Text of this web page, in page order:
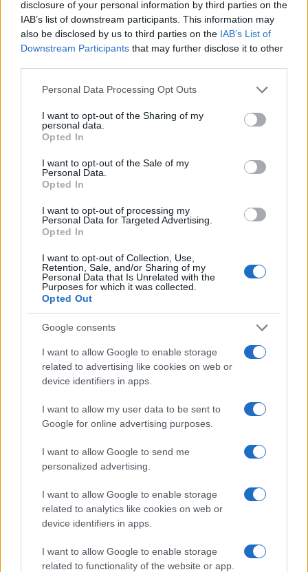
disclosure of your personal information by third parties on the
IAB’s list of downstream participants. This information may
also be disclosed by us to third parties on the IAB’s List of
Downstream Participants that may further disclose it to other
Please note that this website/app uses one or more Google
not limited to your visit or usage behaviour. You may click to
grant or deny consent to Google and its third-party tags to
use your data for below specified purposes in below Google
consent section.
Personal Data Processing Opt Outs
I want to opt-out of the Sharing of my
personal data.
Opted In
I want to opt-out of the Sale of my
Personal Data.
Opted In
I want to opt-out of processing my
Personal Data for Targeted Advertising.
Opted In
I want to opt-out of Collection, Use,
Retention, Sale, and/or Sharing of my
Personal Data that Is Unrelated with the
Purposes for which it was collected.
Opted Out
Google consents
I want to allow Google to enable storage
related to advertising like cookies on web or
device identifiers in apps.
I want to allow my user data to be sent to
Google for online advertising purposes.
I want to allow Google to send me
personalized advertising.
I want to allow Google to enable storage
related to analytics like cookies on web or
device identifiers in apps.
I want to allow Google to enable storage
related to functionality of the website or app.
Condividi l'articolo
F
a
ce
b
o
o
k
T
w
it
r
Pi
n
te
st
W
h
at
A
p
S
h
a
NOTIZIE RECENTI
Gallura
Michelle Hunziker in Gallura, bella anche dal
vivo: un amico vip svela come fa
Calangianus, dopo le polemiche il centro
accoglienza minori chiude
Olbia, divieto di sosta contro spaccio e degrado:
soluzione ideale per la casa e l’ufficio
rinascita della strada che segnò la Gallura